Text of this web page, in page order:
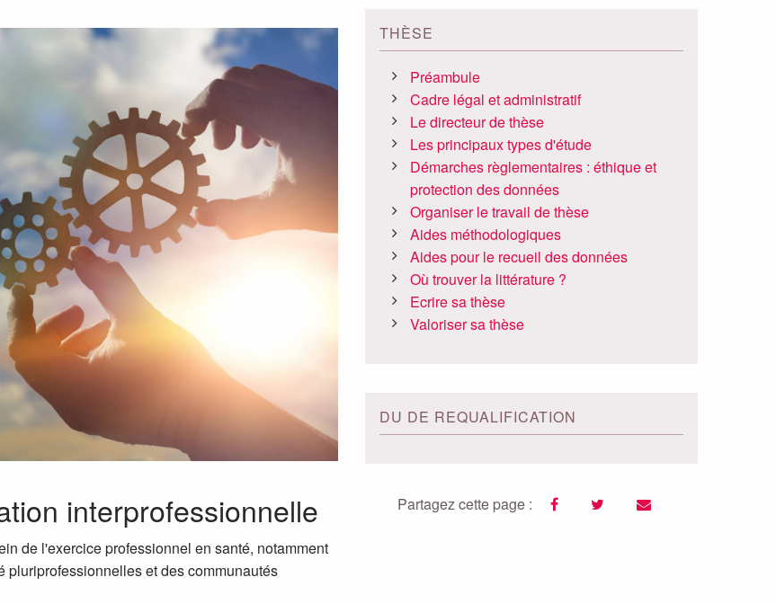
interprofessionnelle
de l'exercice professionnel en santé, notamment
pluriprofessionnelles et des communautés
THÈSE
Préambule
Cadre légal et administratif
Le directeur de thèse
Les principaux types d'étude
Démarches règlementaires : éthique et
protection des données
Organiser le travail de thèse
Aides méthodologiques
Aides pour le recueil des données
Où trouver la littérature ?
Ecrire sa thèse
Valoriser sa thèse
DU DE REQUALIFICATION
Partagez cette page : facebook twitter